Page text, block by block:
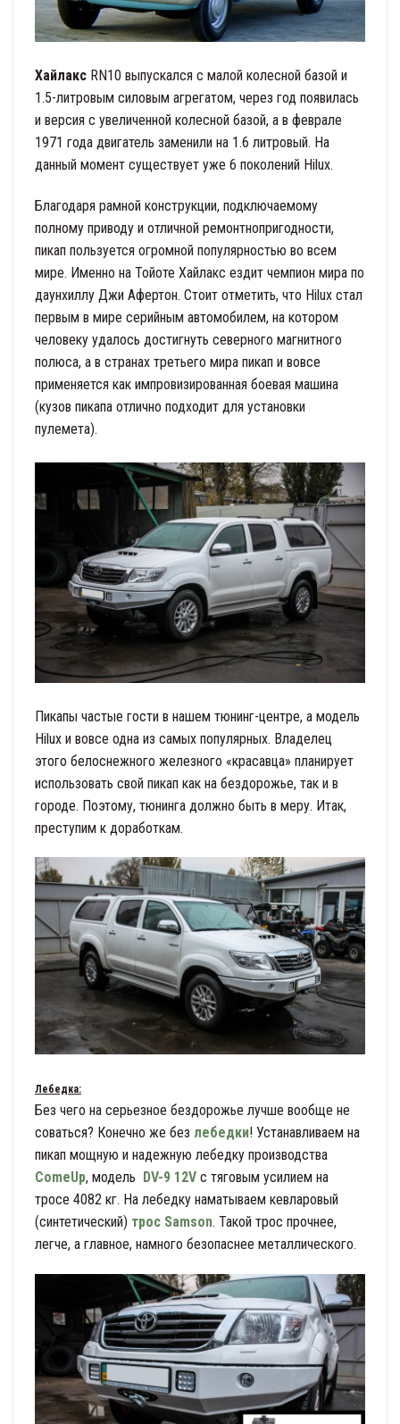
Хайлакс RN10 выпускался с малой колесной базой и
1.5-литровым силовым агрегатом, через год появилась
и версия с увеличенной колесной базой, а в феврале
1971 года двигатель заменили на 1.6 литровый. На
данный момент существует уже 6 поколений Hilux.
Благодаря рамной конструкции, подключаемому
полному приводу и отличной ремонтнопригодности,
пикап пользуется огромной популярностью во всем
мире. Именно на Тойоте Хайлакс ездит чемпион мира по
даунхиллу Джи Афертон. Стоит отметить, что Hilux стал
первым в мире серийным автомобилем, на котором
человеку удалось достигнуть северного магнитного
полюса, а в странах третьего мира пикап и вовсе
применяется как импровизированная боевая машина
(кузов пикапа отлично подходит для установки
пулемета).
Пикапы частые гости в нашем тюнинг-центре, а модель
Hilux и вовсе одна из самых популярных. Владелец
этого белоснежного железного «красавца» планирует
использовать свой пикап как на бездорожье, так и в
городе. Поэтому, тюнинга должно быть в меру. Итак,
преступим к доработкам.
Лебедка:
Без чего на серьезное бездорожье лучше вообще не
соваться? Конечно же без лебедки! Устанавливаем на
пикап мощную и надежную лебедку производства
ComeUp, модель DV-9 12V с тяговым усилием на
тросе 4082 кг. На лебедку наматываем кевларовый
(синтетический) трос Samson. Такой трос прочнее,
легче, а главное, намного безопаснее металлического.